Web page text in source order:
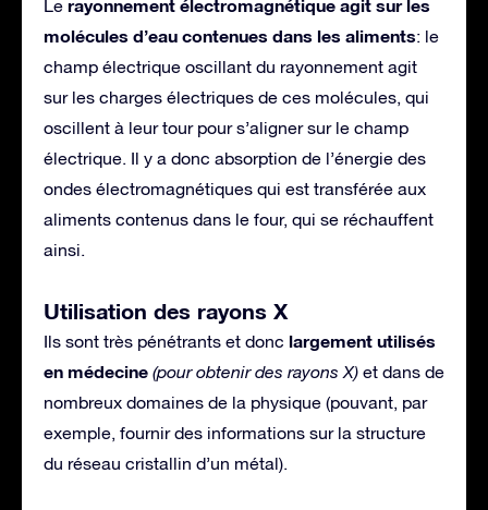
Le rayonnement électromagnétique agit sur les
molécules d’eau contenues dans les aliments: le
champ électrique oscillant du rayonnement agit
sur les charges électriques de ces molécules, qui
oscillent à leur tour pour s’aligner sur le champ
électrique. Il y a donc absorption de l’énergie des
ondes électromagnétiques qui est transférée aux
aliments contenus dans le four, qui se réchauffent
ainsi.
Utilisation des rayons X
Ils sont très pénétrants et donc largement utilisés
en médecine (pour obtenir des rayons X) et dans de
nombreux domaines de la physique (pouvant, par
exemple, fournir des informations sur la structure
du réseau cristallin d’un métal).